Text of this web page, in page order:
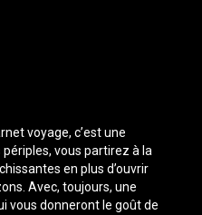
voyage, c’est une
vous partirez à la
en plus d’ouvrir
Avec, toujours, une
vous donneront le goût de